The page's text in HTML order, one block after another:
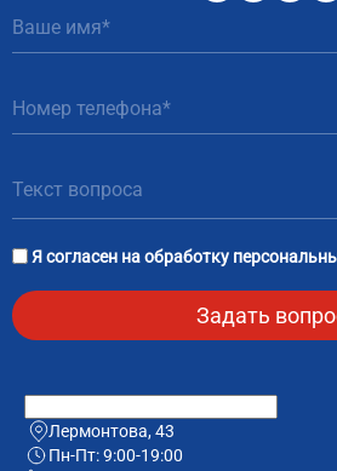
51
Я согласен наобработку
Лермонтова, 43
Пн-Пт: 9:00-19:00